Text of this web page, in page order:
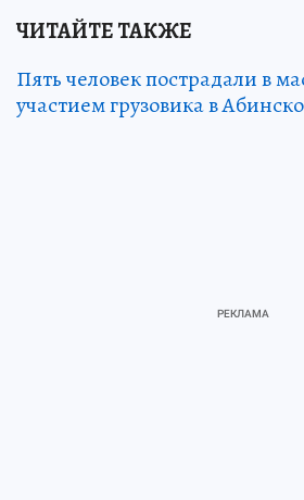
ЧИТАЙТЕ ТАКЖЕ
Пять человек пострадали в
участием грузовика в